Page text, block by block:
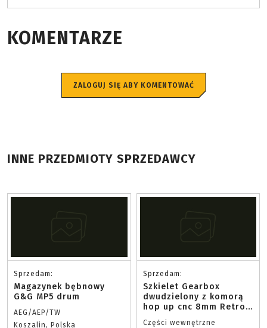
KOMENTARZE
ZALOGUJ SIĘ ABY KOMENTOWAĆ
INNE PRZEDMIOTY SPRZEDAWCY
Sprzedam:
Magazynek bębnowy
G&G MP5 drum
AEG/AEP/TW
Koszalin, Polska
Sprzedam:
Szkielet Gearbox
dwudzielony z komorą
hop up cnc 8mm Retro
Arms v2
Części wewnętrzne